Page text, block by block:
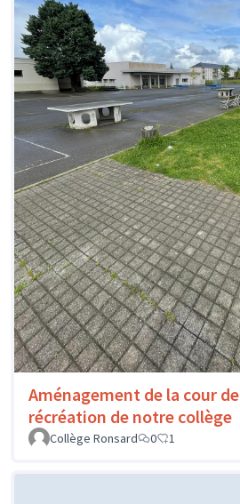
Aménagement de la cour de
récréation de notre collège
Collège Ronsard
0 1